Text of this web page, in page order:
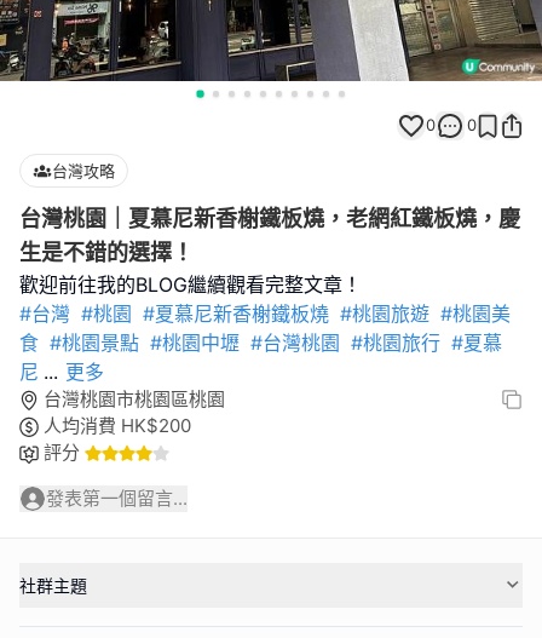
0 0
台灣攻略
台灣桃園️｜夏慕尼新香榭鐵板燒，老網紅鐵板燒，慶
生是不錯的選擇！
#台灣 #桃園 #夏慕尼新香榭鐵板燒 #桃園旅遊 #桃園美
食 #桃園景點 #桃園中壢 #台灣桃園 #桃園旅行 #夏慕
尼 ... 更多
台灣桃園市桃園區桃園
人均消費 HK$200
評分
發表第一個留言...
社群主題